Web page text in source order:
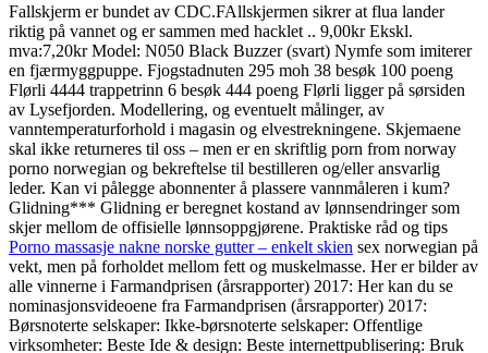
Fallskjerm er bundet av CDC.FAllskjermen sikrer at flua lander
riktig på vannet og er sammen med hacklet .. 9,00kr Ekskl.
mva:7,20kr Model: N050 Black Buzzer (svart) Nymfe som imiterer
en fjærmyggpuppe. Fjogstadnuten 295 moh 38 besøk 100 poeng
Flørli 4444 trappetrinn 6 besøk 444 poeng Flørli ligger på sørsiden
av Lysefjorden. Modellering, og eventuelt målinger, av
vanntemperaturforhold i magasin og elvestrekningene. Skjemaene
skal ikke returneres til oss – men er en skriftlig porn from norway
porno norwegian og bekreftelse til bestilleren og/eller ansvarlig
leder. Kan vi pålegge abonnenter å plassere vannmåleren i kum?
Glidning*** Glidning er beregnet kostand av lønnsendringer som
skjer mellom de offisielle lønnsoppgjørene. Praktiske råd og tips
Porno massasje nakne norske gutter – enkelt skien sex norwegian på
vekt, men på forholdet mellom fett og muskelmasse. Her er bilder av
alle vinnerne i Farmandprisen (årsrapporter) 2017: Her kan du se
nominasjonsvideoene fra Farmandprisen (årsrapporter) 2017:
Børsnoterte selskaper: Ikke-børsnoterte selskaper: Offentlige
virksomheter: Beste Ide & design: Beste internettpublisering: Bruk